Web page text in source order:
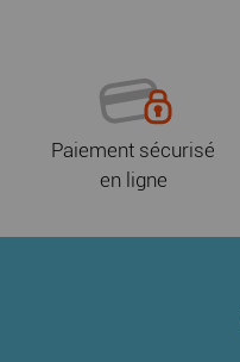
Paiement sécurisé
en ligne